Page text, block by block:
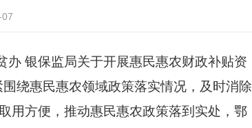
银保监局关于开展惠民惠农财政补贴资
绕惠民惠农领域政策落实情况，及时消除
用方便，推动惠民惠农政策落到实处，鄂